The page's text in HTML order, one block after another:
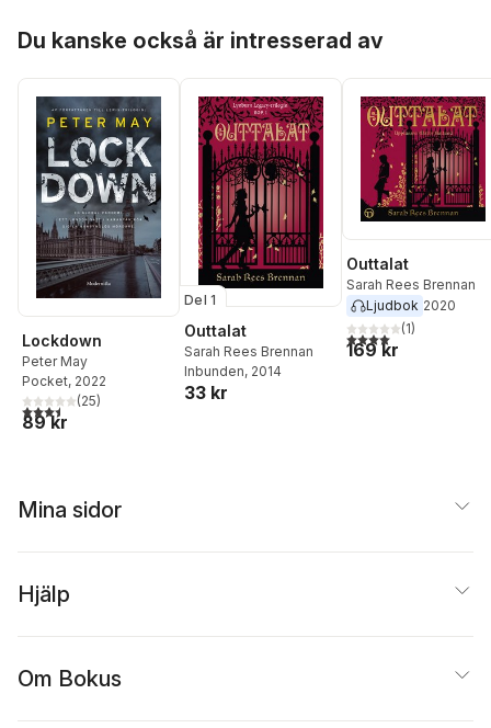
Du kanske också är intresserad av
Lockdown
Peter May
Pocket, 2022
3,5utav 5 stjärnor. Totalt antal röster:
(25)
89 kr
Del 1
Outtalat
Sarah Rees Brennan
Inbunden, 2014
33 kr
Outtalat
Sarah Rees Brennan
Ljudbok 2020
4,0utav 5 stjärnor.
(1)
169 kr
Mina sidor
Hjälp
Om Bokus